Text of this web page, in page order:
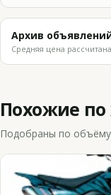
Архив
Средняя цена
Похожие по
Подобраны по